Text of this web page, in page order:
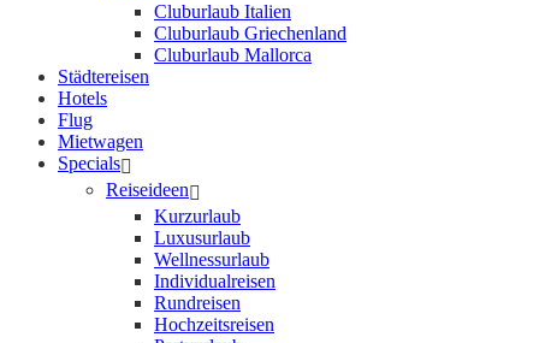
Cluburlaub Italien
Cluburlaub Griechenland
Cluburlaub Mallorca
Städtereisen
Hotels
Flug
Mietwagen
Specials
Reiseideen
Kurzurlaub
Luxusurlaub
Wellnessurlaub
Individualreisen
Rundreisen
Hochzeitsreisen